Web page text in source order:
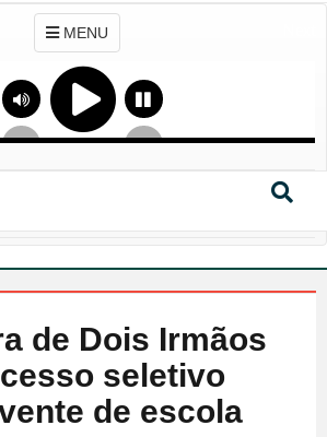
MENU
de Dois Irmãos
seletivo
de escola